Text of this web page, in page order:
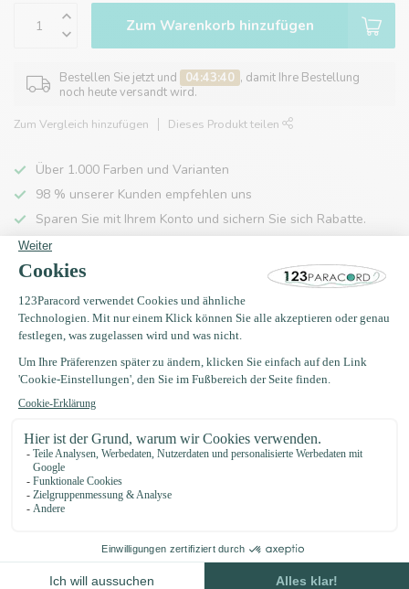
Zum Warenkorb hinzufügen
Bestellen Sie jetzt und 04:43:40 , damit Ihre Bestellung
noch heute versandt wird.
Zum Vergleich hinzufügen Dieses Produkt teilen
Über 1.000 Farben und Varianten
98 % unserer Kunden empfehlen uns
Sparen Sie mit Ihrem Konto und sichern Sie sich Rabatte.
Kostenlose Lieferung nach Hause ab 150 €
Produktbeschreibung
Eigenschaften
Zuletzt angesehen